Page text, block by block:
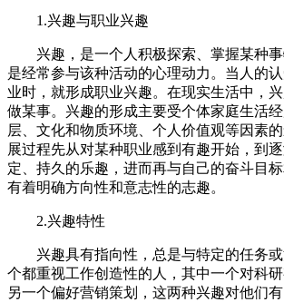
1.兴趣与职业兴趣
兴趣，是一个人积极探索、掌握某种事
是经常参与该种活动的心理动力。当人的
业时，就形成职业兴趣。在现实生活中，
做某事。兴趣的形成主要受个体家庭生活
层、文化和物质环境、个人价值观等因素
展过程先从对某种职业感到有趣开始，到
定、持久的乐趣，进而再与自己的奋斗目
有着明确方向性和意志性的志趣。
2.兴趣特性
兴趣具有指向性，总是与特定的任务或
个都重视工作创造性的人，其中一个对科
另一个偏好营销策划，这两种兴趣对他们